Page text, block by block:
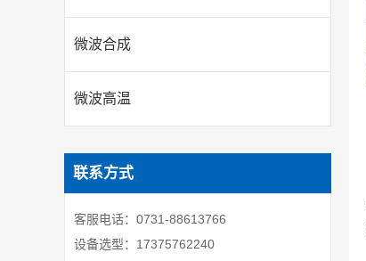
微波合成
微波高温
联系方式
客服电话：0731-88613766
设备选型：17375762240